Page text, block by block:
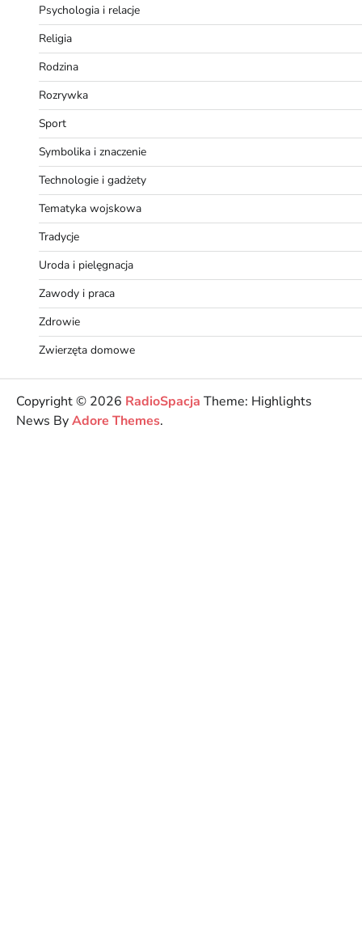
Psychologia i relacje
Religia
Rodzina
Rozrywka
Sport
Symbolika i znaczenie
Technologie i gadżety
Tematyka wojskowa
Tradycje
Uroda i pielęgnacja
Zawody i praca
Zdrowie
Zwierzęta domowe
Copyright © 2026 RadioSpacja Theme: Highlights
News ByAdore Themes.